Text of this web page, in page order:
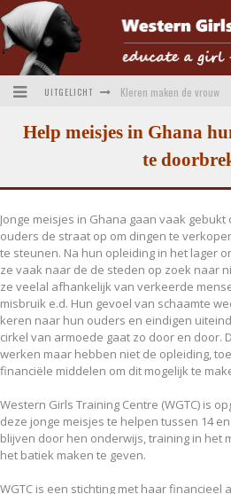
UITGELICHT Kleren maken de vrouw
Verbreding van kennis
Ontwerplessen voor de
Kerstmarkt 2016 bij Fort
Hoe 2020 voor ons was
Help meisjes in Ghana
te
Jonge meisjes in Ghana gaan vaak
ouders de straat op om dingen te
te steunen. Na hun opleiding in het lager
ze vaak naar de de steden op zoek naar
ze veelal afhankelijk van verkeerde
misbruik e.d. Hun gevoel van schaamte
keren naar hun ouders en eindigen
cirkel van armoede gaat zo door en door.
werken maar hebben niet de opleiding,
financiële middelen om dit mogelijk te
Western Girls Training Centre (WGTC) is
deze jonge meisjes te helpen tussen 14
blijven door hen onderwijs, training in het
het batiek maken te geven.
WGTC is een stichting met haar